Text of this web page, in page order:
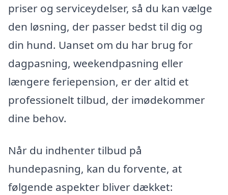
priser og serviceydelser, så du kan vælge
den løsning, der passer bedst til dig og
din hund. Uanset om du har brug for
dagpasning, weekendpasning eller
længere feriepension, er der altid et
professionelt tilbud, der imødekommer
dine behov.
Når du indhenter tilbud på
hundepasning, kan du forvente, at
følgende aspekter bliver dækket: